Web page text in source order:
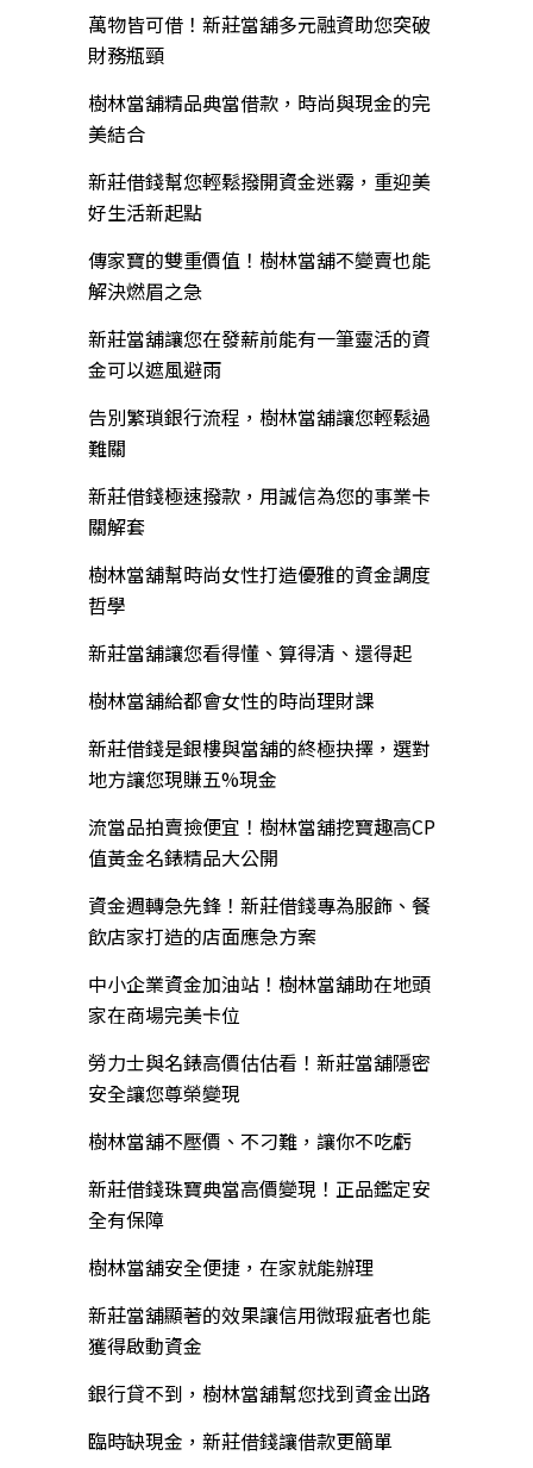
萬物皆可借！新莊當舖多元融資助您突破
財務瓶頸
樹林當舖精品典當借款，時尚與現金的完
美結合
新莊借錢幫您輕鬆撥開資金迷霧，重迎美
好生活新起點
傳家寶的雙重價值！樹林當舖不變賣也能
解決燃眉之急
新莊當舖讓您在發薪前能有一筆靈活的資
金可以遮風避雨
告別繁瑣銀行流程，樹林當舖讓您輕鬆過
難關
新莊借錢極速撥款，用誠信為您的事業卡
關解套
樹林當舖幫時尚女性打造優雅的資金調度
哲學
新莊當舖讓您看得懂、算得清、還得起
樹林當舖給都會女性的時尚理財課
新莊借錢是銀樓與當舖的終極抉擇，選對
地方讓您現賺五%現金
流當品拍賣撿便宜！樹林當舖挖寶趣高CP
值黃金名錶精品大公開
資金週轉急先鋒！新莊借錢專為服飾、餐
飲店家打造的店面應急方案
中小企業資金加油站！樹林當舖助在地頭
家在商場完美卡位
勞力士與名錶高價估估看！新莊當舖隱密
安全讓您尊榮變現
樹林當舖不壓價、不刁難，讓你不吃虧
新莊借錢珠寶典當高價變現！正品鑑定安
全有保障
樹林當舖安全便捷，在家就能辦理
新莊當舖顯著的效果讓信用微瑕疵者也能
獲得啟動資金
銀行貸不到，樹林當舖幫您找到資金出路
臨時缺現金，新莊借錢讓借款更簡單